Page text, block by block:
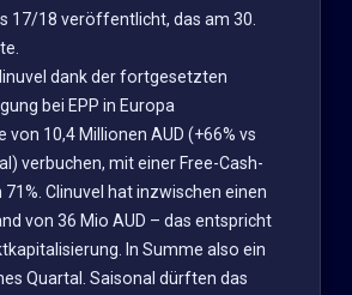
17/18 veröffentlicht, das am 30.
dank der fortgesetzten
bei EPP in Europa
von 10,4 Millionen AUD (+66% vs
verbuchen, mit einer Free-Cash-
Clinuvel hat inzwischen einen
von 36 Mio AUD – das entspricht
In Summe also ein
Quartal. Saisonal dürften das